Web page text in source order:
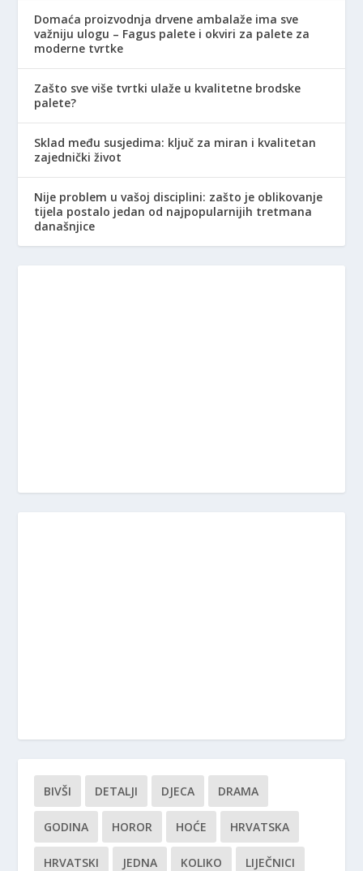
Domaća proizvodnja drvene ambalaže ima sve
važniju ulogu – Fagus palete i okviri za palete za
moderne tvrtke
Zašto sve više tvrtki ulaže u kvalitetne brodske
palete?
Sklad među susjedima: ključ za miran i kvalitetan
zajednički život
Nije problem u vašoj disciplini: zašto je oblikovanje
tijela postalo jedan od najpopularnijih tretmana
današnjice
BIVŠI DETALJI DJECA DRAMA
GODINA HOROR HOĆE HRVATSKA
HRVATSKI JEDNA KOLIKO LIJEČNICI